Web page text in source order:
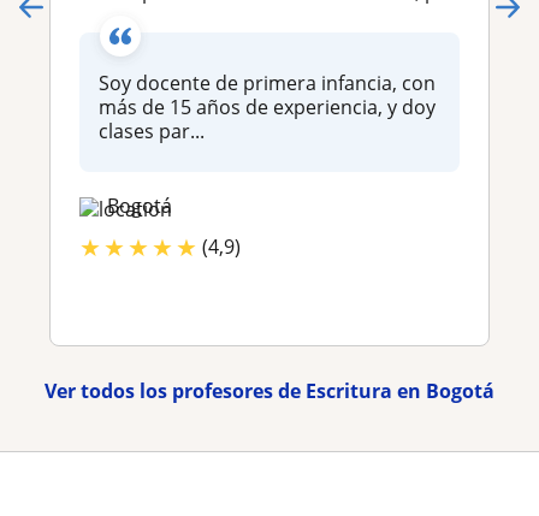
Soy docente de primera infancia, con
más de 15 años de experiencia, y doy
clases par...
Bogotá
★★★★★ (4,9)
Ver todos los profesores de Escritura en Bogotá